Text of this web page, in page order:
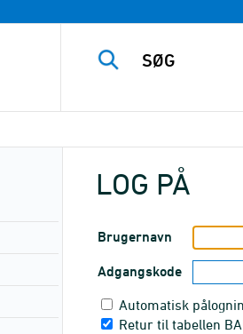
LOG PÅ
Brugernavn
Adgangskode
Automatisk
Retur til tabellen